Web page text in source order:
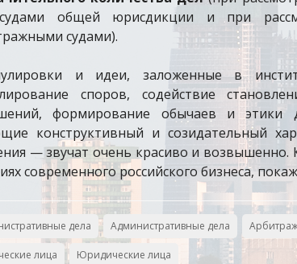
общей юрисдикции и при
судами).
и идеи, заложенные в
споров, содействие
формирование обычаев и этики
конструктивный и созидательный
— звучат очень красиво и возвышенно.
современного российского бизнеса,
дела Административные дела
лица Юридические лица